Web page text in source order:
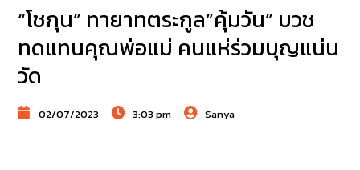
“โชกุน” ทายาทตระกูล”คุ้มวัน” บวช
ทดแทนคุณพ่อแม่ คนแห่ร่วมบุญแน่น
วัด
02/07/2023 3:03 pm Sanya